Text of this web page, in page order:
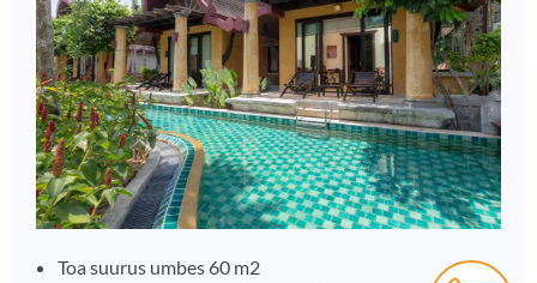
Toa suurus umbes 60 m2